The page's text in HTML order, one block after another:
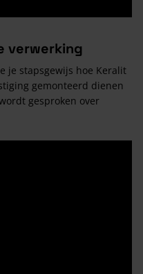
verwerking
je stapsgewijs hoe Keralit
gemonteerd dienen
gesproken over